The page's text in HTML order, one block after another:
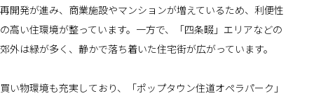
再開発が進み、商業施設やマンションが増えているため、利便性
の高い住環境が整っています。一方で、「四条畷」エリアなどの
郊外は緑が多く、静かで落ち着いた住宅街が広がっています。
買い物環境も充実しており、「ポップタウン住道オペラパーク」